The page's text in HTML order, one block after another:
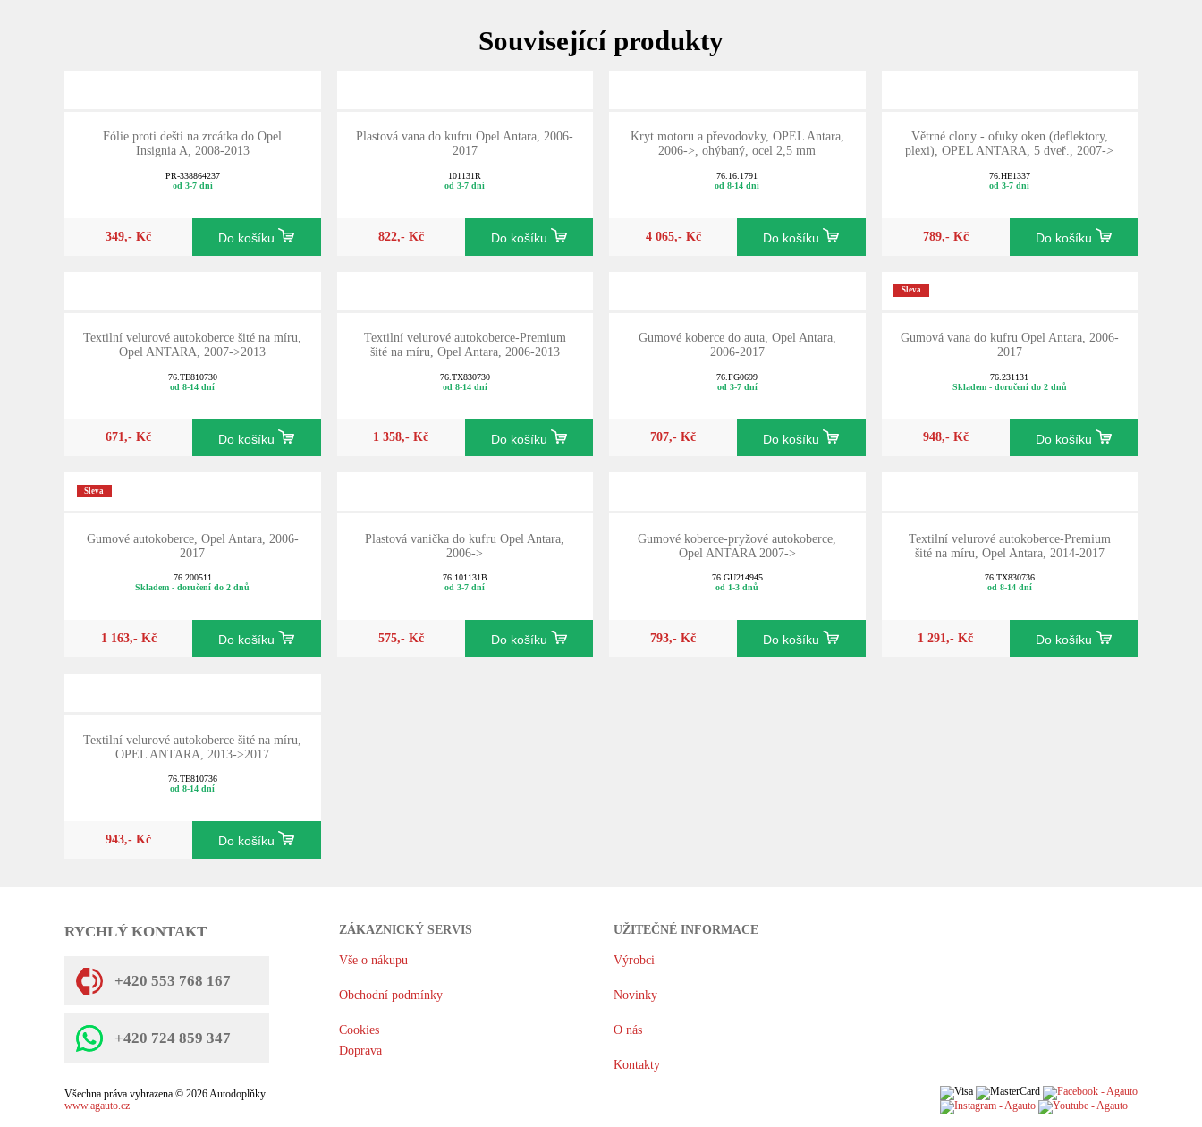
Související produkty
Fólie proti dešti na zrcátka do Opel
Insignia A, 2008-2013
PR-338864237
od 3-7 dní
349,- Kč Do košíku
Plastová vana do kufru Opel Antara, 2006-
2017
101131R
od 3-7 dní
822,- Kč Do košíku
Kryt motoru a převodovky, OPEL Antara,
2006->, ohýbaný, ocel 2,5 mm
76.16.1791
od 8-14 dní
4 065,- Kč Do košíku
Větrné clony - ofuky oken (deflektory,
plexi), OPEL ANTARA, 5 dveř., 2007->
76.HE1337
od 3-7 dní
789,- Kč Do košíku
Textilní velurové autokoberce šité na míru,
Opel ANTARA, 2007->2013
76.TE810730
od 8-14 dní
671,- Kč Do košíku
Textilní velurové autokoberce-Premium
šité na míru, Opel Antara, 2006-2013
76.TX830730
od 8-14 dní
1 358,- Kč Do košíku
Gumové koberce do auta, Opel Antara,
2006-2017
76.FG0699
od 3-7 dní
707,- Kč Do košíku
Sleva
Gumová vana do kufru Opel Antara, 2006-
2017
76.231131
Skladem - doručení do 2 dnů
948,- Kč Do košíku
Sleva
Gumové autokoberce, Opel Antara, 2006-
2017
76.200511
Skladem - doručení do 2 dnů
1 163,- Kč Do košíku
Plastová vanička do kufru Opel Antara,
2006->
76.101131B
od 3-7 dní
575,- Kč Do košíku
Gumové koberce-pryžové autokoberce,
Opel ANTARA 2007->
76.GU214945
od 1-3 dnů
793,- Kč Do košíku
Textilní velurové autokoberce-Premium
šité na míru, Opel Antara, 2014-2017
76.TX830736
od 8-14 dní
1 291,- Kč Do košíku
Textilní velurové autokoberce šité na míru,
OPEL ANTARA, 2013->2017
76.TE810736
od 8-14 dní
943,- Kč Do košíku
RYCHLÝ KONTAKT
+420 553 768 167
+420 724 859 347
ZÁKAZNICKÝ SERVIS
Vše o nákupu
Obchodní podmínky
Cookies
Doprava
UŽITEČNÉ INFORMACE
Výrobci
Novinky
O nás
Kontakty
Všechna práva vyhrazena © 2026 Autodoplňky
www.agauto.cz